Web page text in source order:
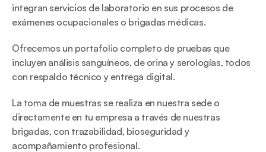
integran servicios de laboratorio en sus procesos de
exámenes ocupacionales o brigadas médicas.
Ofrecemos un portafolio completo de pruebas que
incluyen análisis sanguíneos, de orina y serologías, todos
con respaldo técnico y entrega digital.
La toma de muestras se realiza en nuestra sede o
directamente en tu empresa a través de nuestras
brigadas, con trazabilidad, bioseguridad y
acompañamiento profesional.